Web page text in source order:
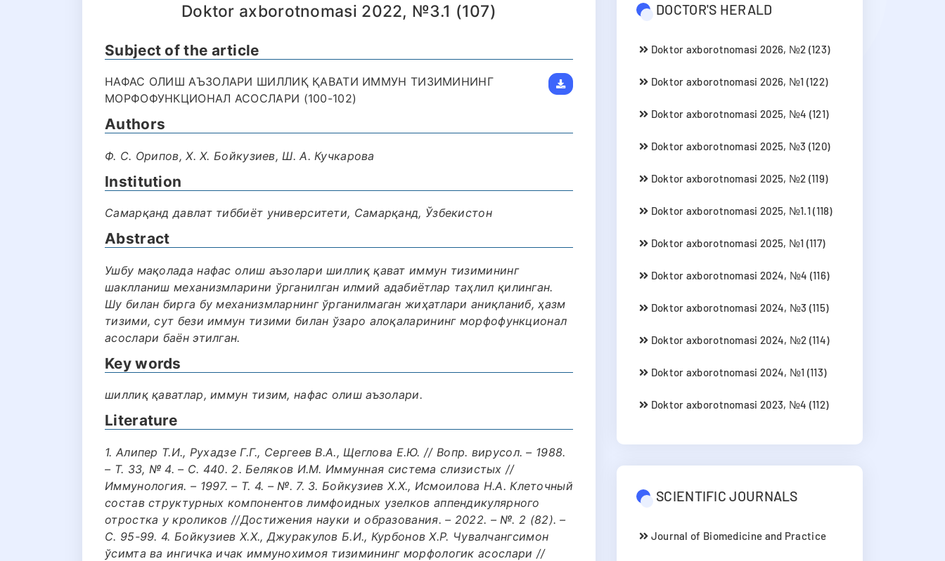
Doktor axborotnomasi 2022, №3.1 (107)
Subject of the article
НАФАС ОЛИШ АЪЗОЛАРИ ШИЛЛИҚ ҚАВАТИ ИММУН ТИЗИМИНИНГ
МОРФОФУНКЦИОНАЛ АСОСЛАРИ (100-102)
Authors
Ф. С. Орипов, Х. Х. Бойкузиев, Ш. А. Кучкарова
Institution
Самарқанд давлат тиббиёт университети, Самарқанд, Ўзбекистон
Abstract
Ушбу мақолада нафас олиш аъзолари шиллиқ қават иммун тизимининг
шаклланиш механизмларини ўрганилган илмий адабиётлар таҳлил қилинган.
Шу билан бирга бу механизмларнинг ўрганилмаган жиҳатлари аниқланиб, ҳазм
тизими, сут бези иммун тизими билан ўзаро алоқаларининг морфофункционал
асослари баён этилган.
Key words
шиллиқ қаватлар, иммун тизим, нафас олиш аъзолари.
Literature
1. Алипер Т.И., Рухадзе Г.Г., Сергеев В.А., Щеглова Е.Ю. // Вопр. вирусол. – 1988.
– Т. 33, № 4. – С. 440. 2. Беляков И.М. Иммунная система слизистых //
Иммунология. – 1997. – Т. 4. – №. 7. 3. Бойкузиев Х.Х., Исмоилова Н.А. Клеточный
состав структурных компонентов лимфоидных узелков аппендикулярного
отростка у кроликов //Достижения науки и образования. – 2022. – №. 2 (82). –
С. 95-99. 4. Бойкузиев Х.Х., Джуракулов Б.И., Курбонов Х.Р. Чувалчангсимон
ўсимта ва ингичка ичак иммунохимоя тизимининг морфологик асослари //
DOCTOR'S HERALD
Doktor axborotnomasi 2026, №2 (123)
Doktor axborotnomasi 2026, №1 (122)
Doktor axborotnomasi 2025, №4 (121)
Doktor axborotnomasi 2025, №3 (120)
Doktor axborotnomasi 2025, №2 (119)
Doktor axborotnomasi 2025, №1.1 (118)
Doktor axborotnomasi 2025, №1 (117)
Doktor axborotnomasi 2024, №4 (116)
Doktor axborotnomasi 2024, №3 (115)
Doktor axborotnomasi 2024, №2 (114)
Doktor axborotnomasi 2024, №1 (113)
Doktor axborotnomasi 2023, №4 (112)
SCIENTIFIC JOURNALS
Journal of Biomedicine and Practice